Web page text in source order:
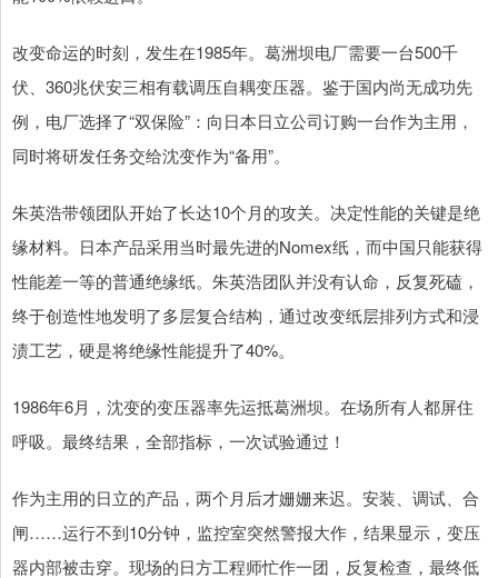
改变命运的时刻，发生在1985年。葛洲坝电厂需要一台500千
伏、360兆伏安三相有载调压自耦变压器。鉴于国内尚无成功先
例，电厂选择了“双保险”：向日本日立公司订购一台作为主用，
同时将研发任务交给沈变作为“备用”。
朱英浩带领团队开始了长达10个月的攻关。决定性能的关键是绝
缘材料。日本产品采用当时最先进的Nomex纸，而中国只能获得
性能差一等的普通绝缘纸。朱英浩团队并没有认命，反复死磕，
终于创造性地发明了多层复合结构，通过改变纸层排列方式和浸
渍工艺，硬是将绝缘性能提升了40%。
1986年6月，沈变的变压器率先运抵葛洲坝。在场所有人都屏住
呼吸。最终结果，全部指标，一次试验通过！
作为主用的日立的产品，两个月后才姗姗来迟。安装、调试、合
闸……运行不到10分钟，监控室突然警报大作，结果显示，变压
器内部被击穿。现场的日方工程师忙作一团，反复检查，最终低